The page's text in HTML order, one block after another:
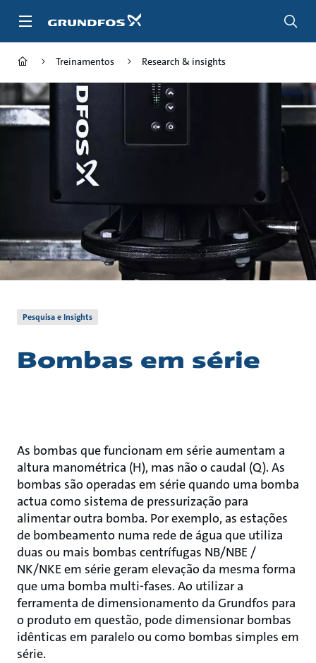
para
Treinamentos Research & insights
Pesquisa e Insights
Bombas em série
As bombas que funcionam em série aumentam a
altura manométrica (H), mas não o caudal (Q). As
bombas são operadas em série quando uma bomba
actua como sistema de pressurização para
alimentar outra bomba. Por exemplo, as estações
de bombeamento numa rede de água que utiliza
duas ou mais bombas centrífugas NB/NBE /
NK/NKE em série geram elevação da mesma forma
que uma bomba multi-fases. Ao utilizar a
ferramenta de dimensionamento da Grundfos para
o produto em questão, pode dimensionar bombas
idênticas em paralelo ou como bombas simples em
série.